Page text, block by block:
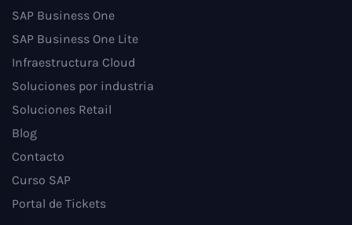
SAP Business One
SAP Business One Lite
Infraestructura Cloud
Soluciones por industria
Soluciones Retail
Blog
Contacto
Curso SAP
Portal de Tickets